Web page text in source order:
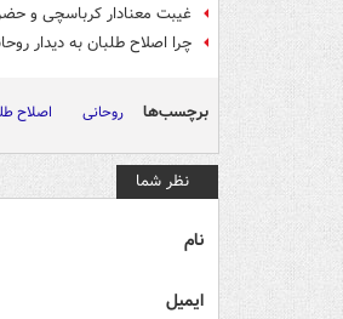
غیبت معنادار کرباسچی و
چرا اصلاح طلبان به دیدار
برچسب‌ها روحانی اصلاح
نظر شما
نام
ایمیل